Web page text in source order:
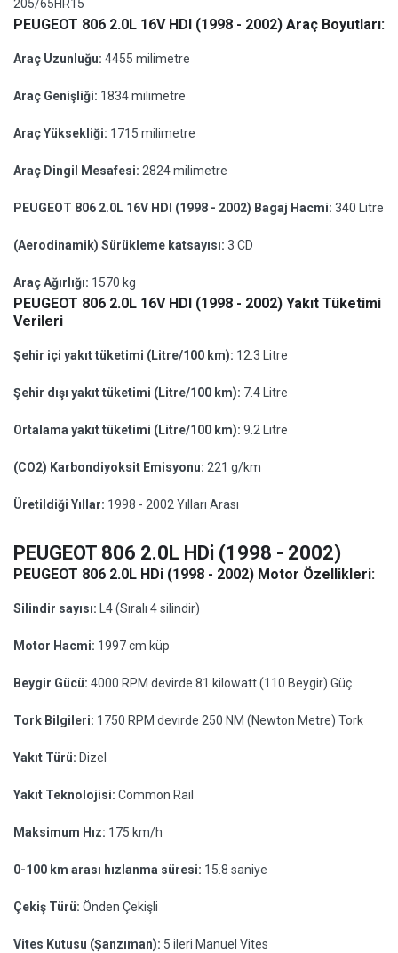
205/65HR15
PEUGEOT 806 2.0L 16V HDI (1998 - 2002) Araç Boyutları:
Araç Uzunluğu: 4455 milimetre
Araç Genişliği: 1834 milimetre
Araç Yüksekliği: 1715 milimetre
Araç Dingil Mesafesi: 2824 milimetre
PEUGEOT 806 2.0L 16V HDI (1998 - 2002) Bagaj Hacmi: 340 Litre
(Aerodinamik) Sürükleme katsayısı: 3 CD
Araç Ağırlığı: 1570 kg
PEUGEOT 806 2.0L 16V HDI (1998 - 2002) Yakıt Tüketimi
Verileri
Şehir içi yakıt tüketimi (Litre/100 km): 12.3 Litre
Şehir dışı yakıt tüketimi (Litre/100 km): 7.4 Litre
Ortalama yakıt tüketimi (Litre/100 km): 9.2 Litre
(CO2) Karbondiyoksit Emisyonu: 221 g/km
Üretildiği Yıllar: 1998 - 2002 Yılları Arası
PEUGEOT 806 2.0L HDi (1998 - 2002)
PEUGEOT 806 2.0L HDi (1998 - 2002) Motor Özellikleri:
Silindir sayısı: L4 (Sıralı 4 silindir)
Motor Hacmi: 1997 cm küp
Beygir Gücü: 4000 RPM devirde 81 kilowatt (110 Beygir) Güç
Tork Bilgileri: 1750 RPM devirde 250 NM (Newton Metre) Tork
Yakıt Türü: Dizel
Yakıt Teknolojisi: Common Rail
Maksimum Hız: 175 km/h
0-100 km arası hızlanma süresi: 15.8 saniye
Çekiş Türü: Önden Çekişli
Vites Kutusu (Şanzıman): 5 ileri Manuel Vites